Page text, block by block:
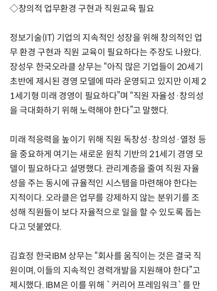
◇창의적 업무환경 구현과 직원교육 필요
정보기술(IT) 기업의 지속적인 성장을 위해 창의적인 업
무 환경 구현과 직원 교육이 필요하다는 주장도 나왔다.
장성우 한국오라클 상무는 “아직 많은 기업들이 20세기
초반에 제시된 경영 모델에 따라 운영되고 있지만 이제 2
1세기형 미래 경영이 필요하다”며 “직원 자율성·창의성
을 극대화하기 위해 노력해야 한다”고 말했다.
미래 적응력을 높이기 위해 직원 독창성·창의성·열정 등
을 중요하게 여기는 새로운 원칙 기반의 21세기 경영 모
델이 필요하다고 설명했다. 관리계층을 줄여 직원 자율
성을 주는 동시에 규율적인 시스템을 마련해야 한다는
지적이다. 오라클은 업무를 강제하지 않는 분위기를 조
성해 직원들이 보다 자율적으로 일을 할 수 있도록 돕는
다고 덧붙였다.
김효정 한국IBM 상무는 “회사를 움직이는 것은 결국 직
원이며, 이들의 지속적인 경력개발을 지원해야 한다”고
제시했다. IBM은 이를 위해 `커리어 프레임워크`를 만